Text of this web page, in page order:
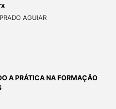
AGUIAR
A PRÁTICA NA FORMAÇÃO